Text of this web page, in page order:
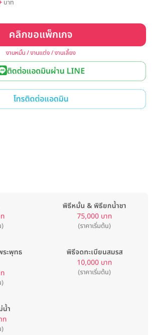
บาท
คลิกขอแพ็กเกจ
งานหมั้น / งานแต่ง / งานเลี้ยง
ติดต่อแอดมินผ่าน LINE
โทรติดต่อแอดมิน
)
พิธีหมั้น & พิธียกน้ำชา
75,000 บาท
(ราคาเริ่มต้น)
ะพุทธ
)
พิธีจดทะเบียนสมรส
10,000 บาท
(ราคาเริ่มต้น)
ำ
ท
)